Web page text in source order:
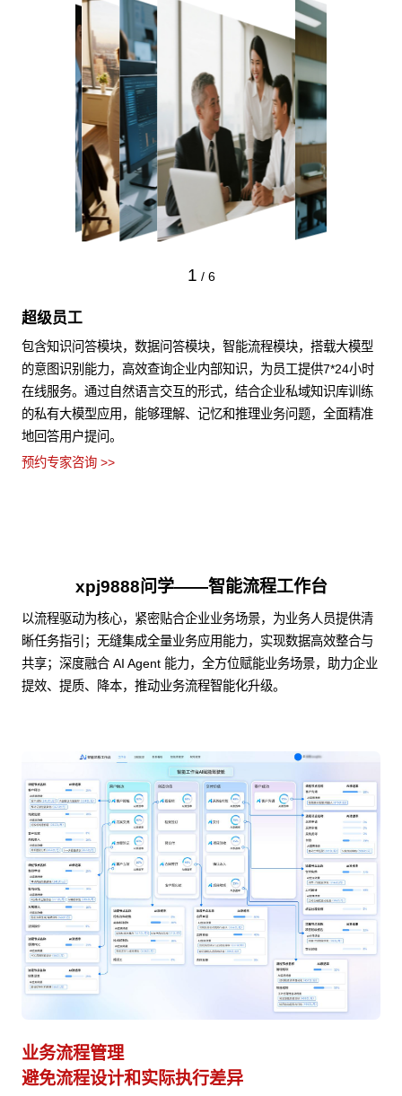
1 / 6
超级员工
包含知识问答模块，数据问答模块，智能流程模块，搭载大模型
的意图识别能力，高效查询企业内部知识，为员工提供7*24小时
在线服务。通过自然语言交互的形式，结合企业私域知识库训练
的私有大模型应用，能够理解、记忆和推理业务问题，全面精准
地回答用户提问。
预约专家咨询 >>
xpj9888问学——智能流程工作台
以流程驱动为核心，紧密贴合企业业务场景，为业务人员提供清
晰任务指引；无缝集成全量业务应用能力，实现数据高效整合与
共享；深度融合 AI Agent 能力，全方位赋能业务场景，助力企业
提效、提质、降本，推动业务流程智能化升级。
业务流程管理
避免流程设计和实际执行差异